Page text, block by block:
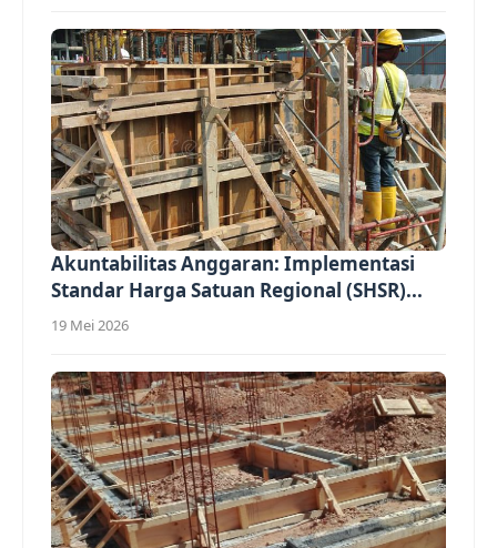
Akuntabilitas Anggaran: Implementasi
Standar Harga Satuan Regional (SHSR)...
19 Mei 2026